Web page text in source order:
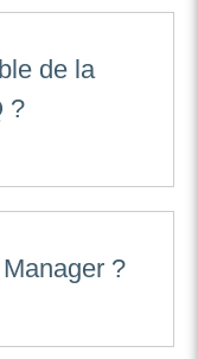
de la
?
?